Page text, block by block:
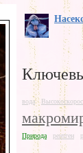
вода
Природа
рентген